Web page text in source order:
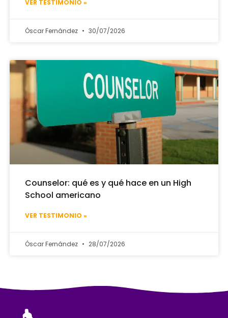
VER TESTIMONIO »
Óscar Fernández 30/07/2026
Counselor: qué es y qué hace en un High
School americano
VER TESTIMONIO »
Óscar Fernández 28/07/2026